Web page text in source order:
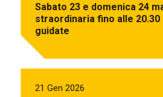
Sabato 23 e domenica 24
straordinaria fino alle
guidate
21 Gen 2026